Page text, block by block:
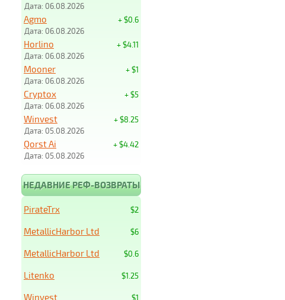
Дата: 06.08.2026
+ $0.6
Agmo
Дата: 06.08.2026
+ $4.11
Horlino
Дата: 06.08.2026
+ $1
Mooner
Дата: 06.08.2026
+ $5
Cryptox
Дата: 06.08.2026
+ $8.25
Winvest
Дата: 05.08.2026
+ $4.42
Qorst Ai
Дата: 05.08.2026
НЕДАВНИЕ РЕФ-ВОЗВРАТЫ
$2
PirateTrx
$6
MetallicHarbor Ltd
$0.6
MetallicHarbor Ltd
$1.25
Litenko
$1
Winvest